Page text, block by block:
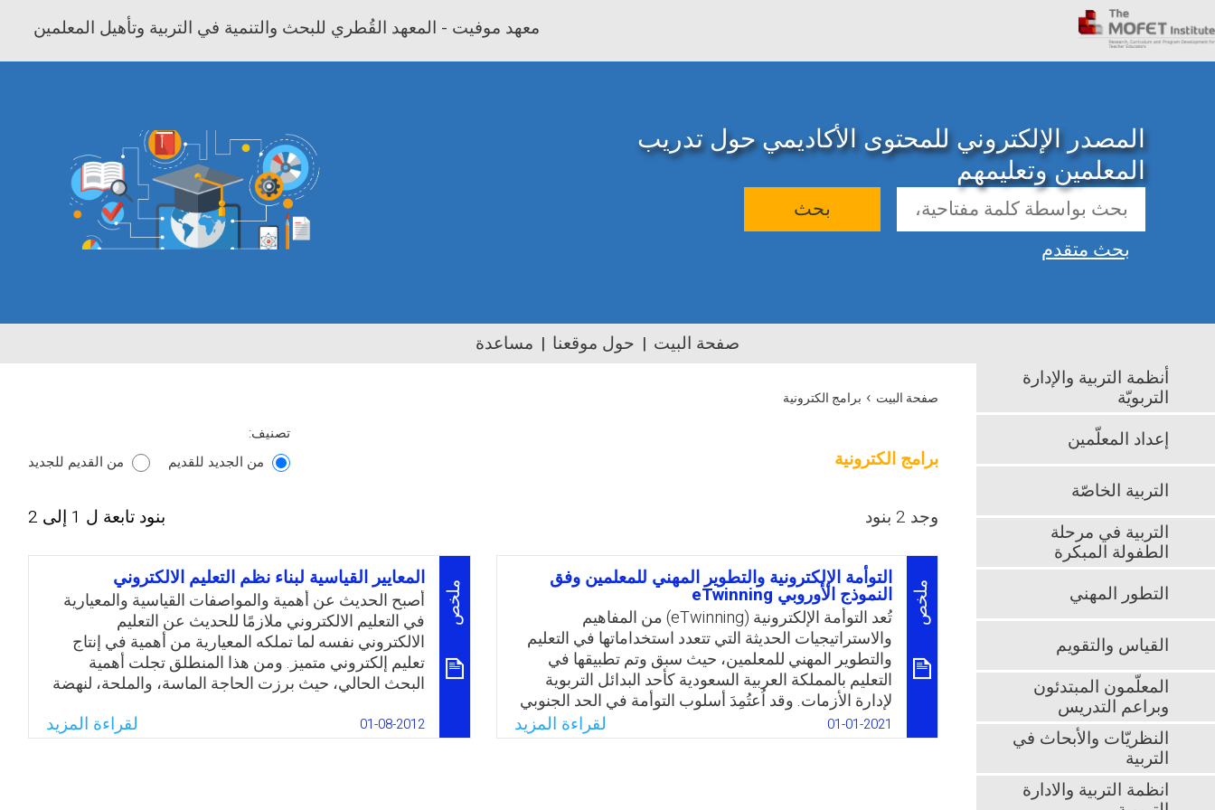
معهد موفيت - المعهد القُطري للبحث والتنمية في التربية وتأهيل المعلمين
المصدر الإلكتروني للمحتوى الأكاديمي حول تدريب
المعلمين وتعليمهم
بحث
بحث متقدم
صفحة البيت حول موقعنا مساعدة
صفحة البيت › برامج الكترونية
برامج الكترونية
تصنيف:
من الجديد للقديم
من القديم للجديد
وجد 2 بنود بنود تابعة ل 1 إلى 2
ملخص
التوأمة الإلكترونية والتطوير المهني للمعلمين وفق
النموذج الأوروبي eTwinning
تُعد التوأمة الإلكترونية (eTwinning) من المفاهيم
والاستراتيجيات الحديثة التي تتعدد استخداماتها في التعليم
والتطوير المهني للمعلمين، حيث سبق وتم تطبيقها في
التعليم بالمملكة العربية السعودية كأحد البدائل التربوية
لإدارة الأزمات. وقد اُعتُمِدَ أسلوب التوأمة في الحد الجنوبي
لتمكين الطلبة الملتحقين بالمدارس والتي تقع في المنطقة
الحمراء من استكمال تعليمهم باستخدام أدوات التقنية عن
01-01-2021 لقراءة المزيد
ملخص
المعايير القياسية لبناء نظم التعليم الالكتروني
أصبح الحديث عن أهمية والمواصفات القياسية والمعيارية
في التعليم الالكتروني ملازمًا للحديث عن التعليم
الالكتروني نفسه لما تملكه المعيارية من أهمية في إنتاج
تعليم إلكتروني متميز. ومن هذا المنطلق تجلت أهمية
البحث الحالي، حيث برزت الحاجة الماسة، والملحة، لنهضة
ومقتضياته، شريطة ألا يلقى ذلك على عاتق التربويين فقط،
بل لا بد من وجود التقنيين، والفنيين في مجال الحاسوب،
01-08-2012 لقراءة المزيد
أنظمة التربية والإدارة
التربويّة
إعداد المعلّمين
التربية الخاصّة
التربية في مرحلة
الطفولة المبكرة
التطور المهني
القياس والتقويم
المعلّمون المبتدئون
وبراعم التدريس
النظريّات والأبحاث في
التربية
انظمة التربية والادارة